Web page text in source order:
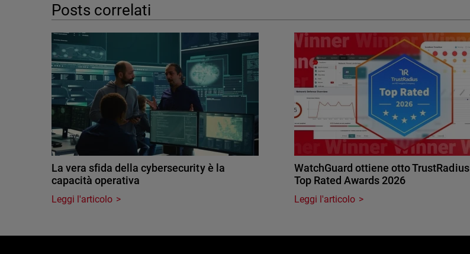
Posts correlati
La vera sfida della cybersecurity è la
capacità operativa
Leggi l'articolo
WatchGuard ottiene otto TrustRadius
Top Rated Awards 2026
Leggi l'articolo